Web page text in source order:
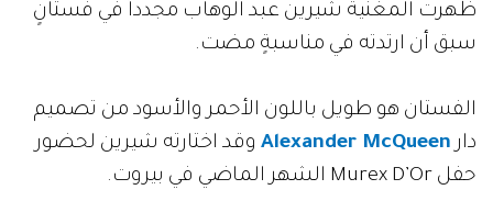
ظهرت المغنية شيرين عبد الوهاب مجدداً في فستانٍ
سبق أن ارتدته في مناسبةٍ مضت.
الفستان هو طويل باللون الأحمر والأسود من تصميم
دارAlexander McQueen وقد اختارته شيرين لحضور
حفل Murex D’Or الشهر الماضي في بيروت.